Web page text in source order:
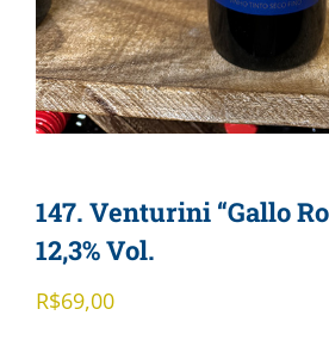
147. Venturini “Gallo
12,3% Vol.
R$69,00